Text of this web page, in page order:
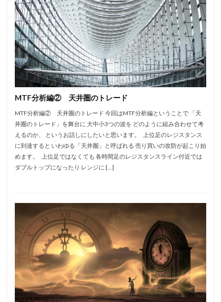
MTF分析編② 天井圏のトレード
MTF分析編② 天井圏のトレード 今回はMTF分析編ということで 「天
井圏のトレード」を舞台に 大中小3つの波を どのように組み合わせて考
えるのか、 というお話しにしたいと思います。 上位足のレジスタンス
に到達すると いわゆる「天井圏」と呼ばれる 売り買いの攻防が起こり始
めます。 上位足ではなくても 各時間足のレジスタンスライン付近では
ダブルトップになったり レンジに […]